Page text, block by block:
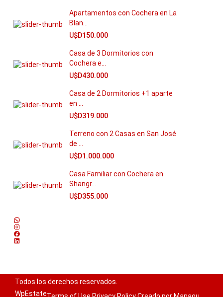
Apartamentos con Cochera en La
Blan...
U$D150.000
Casa de 3 Dormitorios con
Cochera e...
U$D430.000
Casa de 2 Dormitorios +1 aparte
en ...
U$D319.000
Terreno con 2 Casas en San José
de ...
U$D1.000.000
Casa Familiar con Cochera en
Shangr...
U$D355.000
WhatsApp
Instagram
Facebook
LinkedIn
Todos los derechos reservados.
WpEstate